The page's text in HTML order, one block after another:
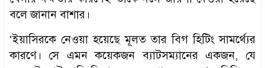
বলে জানান বাশার।
‘ইয়াসিরকে নেওয়া হয়েছে মূলত তার বিগ হিটিং সামর্থ্যের
কারণে। সে এমন কয়েকজন ব্যাটসম্যানের একজন, যে